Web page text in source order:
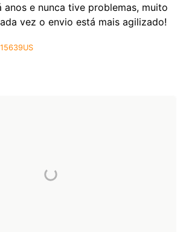
anos e nunca tive problemas, muito
vez o envio está mais agilizado!